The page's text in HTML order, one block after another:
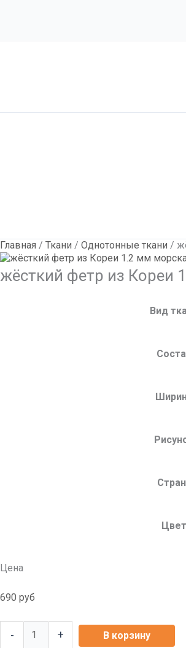
Главная / Ткани / Однотонные ткани /
жёсткий фетр из Кореи
Вид
Цвет
Цена
690 руб
- +
В корзину